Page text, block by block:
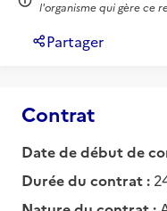
l'organisme qui gère ce
Partager
Contrat
Date de début de
Durée du contrat :